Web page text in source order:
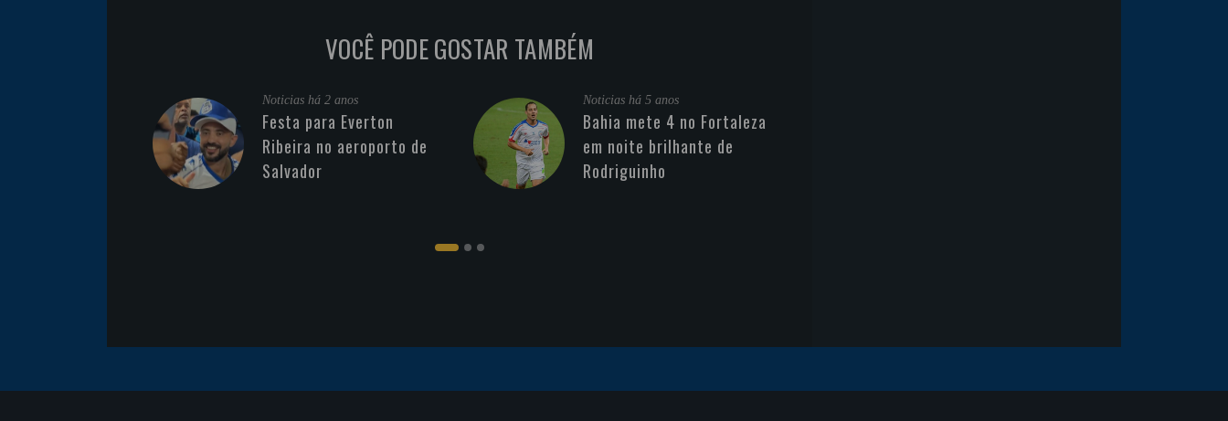
VOCÊ PODE GOSTAR TAMBÉM
Noticias há 2 anos
Festa para Everton
Ribeira no aeroporto de
Salvador
Noticias há 5 anos
Bahia mete 4 no Fortaleza
em noite brilhante de
Rodriguinho